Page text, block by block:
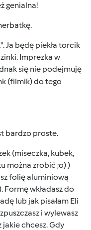
genialna!
Ja będę piekła torcik
Imprezka w
się nie podejmuję
(filmik) do tego
bardzo proste.
(miseczka, kubek,
można zrobić ;o) )
folię aluminiową
wkładasz do
lub jak pisałam Eli
i wylewasz
jakie chcesz. Gdy